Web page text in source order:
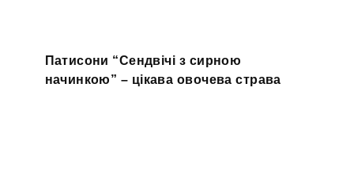
Патисони “Сендвічі з сирною
начинкою” – цікава овочева страва